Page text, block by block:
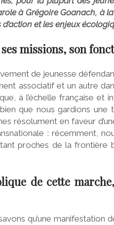
à Grégoire Goanach, à
et les enjeux
missions, son
de jeunesse
associatif et un autre
à l’échelle française et
que nous gardions une
résolument en faveur
: récemment,
proches de la
de cette
qu’une manifestation